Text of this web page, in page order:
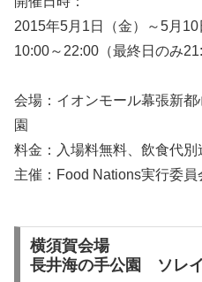
2015年5月1日（金）～5月10
10:00～22:00（最終日のみ
会場：イオンモール幕張新
園
料金：入場料無料、飲食代別
主催：Food Nations実行委員
横須賀会場
長井海の手公園 ソレ